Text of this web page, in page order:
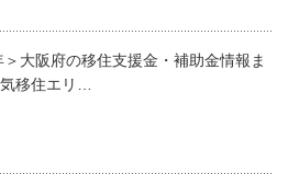
＞大阪府の移住支援金・補助金情報ま
移住エリ…